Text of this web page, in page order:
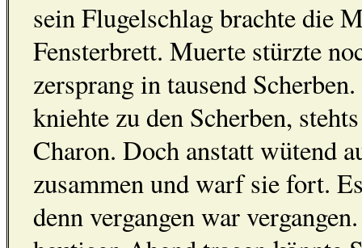
sein Flugelschlag brachte die
Fensterbrett. Muerte stürzte
zersprang in tausend
kniehte zu den Scherben,
Charon. Doch anstatt wütend
zusammen und warf sie fort.
denn vergangen war